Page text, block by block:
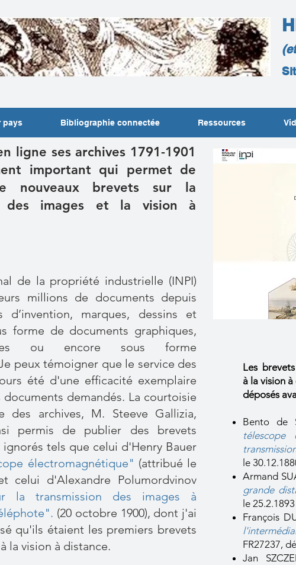
pays Bibliographie connectée Ressources
ligne ses archives 1791-1901
important qui permet de
nouveaux brevets sur la
des images et la vision à
de la propriété industrielle (INPI)
millions de documents depuis
d’invention, marques, dessins et
forme de documents graphiques,
ou encore sous forme
peux témoigner que le service des
été d'une efficacité exemplaire
demandés. La courtoisie
des archives, M. Steeve Gallizia,
permis de publier des brevets
tels que celui d'Henry Bauer
électromagnétique" (attribué le
celui d'Alexandre Polumordvinov
la transmission des images à
(20 octobre 1900), dont j'ai
qu'ils étaient les premiers brevets
la vision à distance.
Les
à la vision
déposés
Bento de
le
Armand
grande
le 25.2.1893
François
FR27237,
Jan